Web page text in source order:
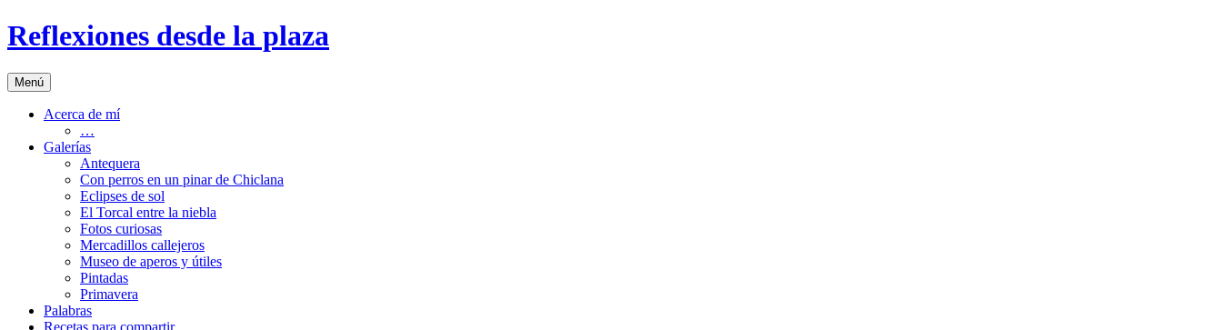
Saltar
al
Reflexiones desde la plaza
Menú
Acerca de mí
…
Galerías
Antequera
Con perros en un pinar de Chiclana
Eclipses de sol
El Torcal entre la niebla
Fotos curiosas
Mercadillos callejeros
Museo de aperos y útiles
Pintadas
Primavera
Palabras
Recetas para compartir